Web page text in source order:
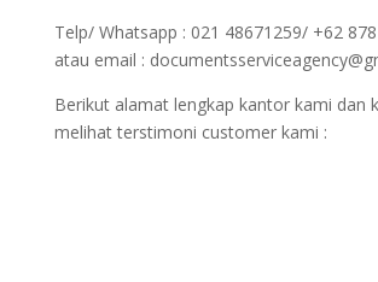
Telp/ Whatsapp : 021 48671259/ +62
atau email :
Berikut alamat lengkap kantor kami dan
melihat terstimoni customer kami :